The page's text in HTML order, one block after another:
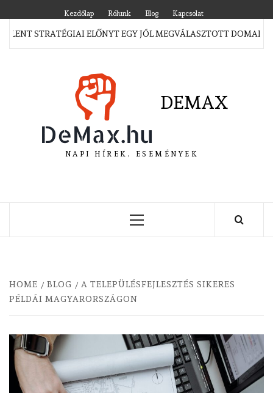
to
content
Kezdőlap Rólunk Blog Kapcsolat
STRATÉGIAI ELŐNYT EGY JÓL MEGVÁLASZTOTT DOMAIN
DEMAX
NAPI HÍREK, ESEMÉNYEK
Primary
HOME BLOG
A TELEPÜLÉSFEJLESZTÉS SIKERES
PÉLDÁI MAGYARORSZÁGON